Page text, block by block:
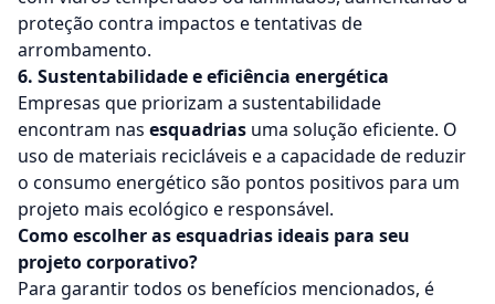
proteção contra impactos e tentativas de
arrombamento.
6. Sustentabilidade e eficiência energética
Empresas que priorizam a sustentabilidade
encontram nas esquadrias uma solução eficiente. O
uso de materiais recicláveis e a capacidade de reduzir
o consumo energético são pontos positivos para um
projeto mais ecológico e responsável.
Como escolher as esquadrias ideais para seu
projeto corporativo?
Para garantir todos os benefícios mencionados, é